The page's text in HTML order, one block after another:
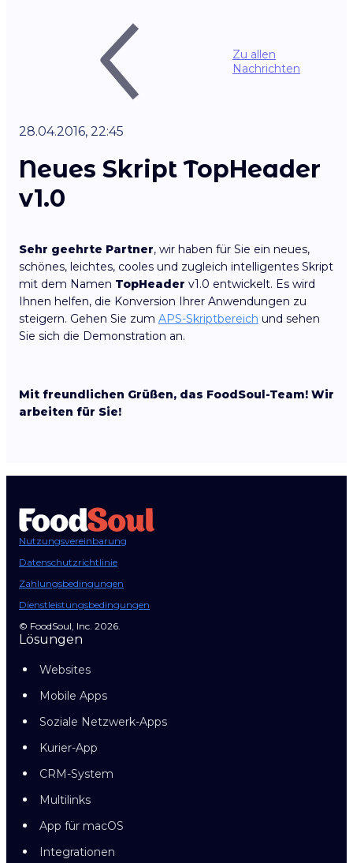
Zu allen
Nachrichten
28.04.2016, 22:45
Neues Skript TopHeader
v1.0
Sehr geehrte Partner, wir haben für Sie ein neues,
schönes, leichtes, cooles und zugleich intelligentes Skript
mit dem Namen TopHeader v1.0 entwickelt. Es wird
Ihnen helfen, die Konversion Ihrer Anwendungen zu
steigern. Gehen Sie zum APS-Skriptbereich und sehen
Sie sich die Demonstration an.
Mit freundlichen Grüßen, das FoodSoul-Team! Wir
arbeiten für Sie!
Nutzungsvereinbarung
Datenschutzrichtlinie
Zahlungsbedingungen
Dienstleistungsbedingungen
© FoodSoul, Inc. 2026.
Lösungen
Websites
Mobile Apps
Soziale Netzwerk-Apps
Kurier-App
CRM-System
Multilinks
App für macOS
Integrationen